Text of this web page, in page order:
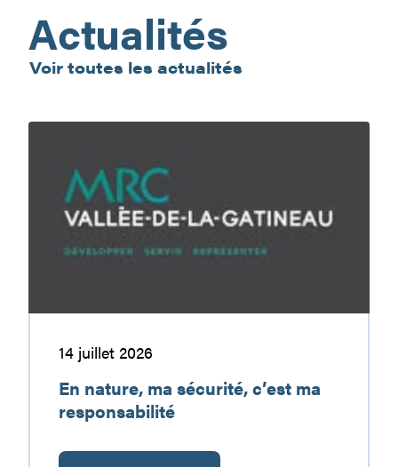
Actualités
Voir toutes les actualités
En
sécurité,
responsabilité
14 juillet 2026
En nature, ma sécurité, c’est ma
responsabilité